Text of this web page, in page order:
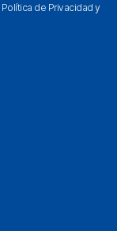
Política de Privacidad y